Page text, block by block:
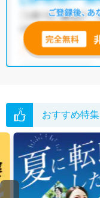
おすすめ特集